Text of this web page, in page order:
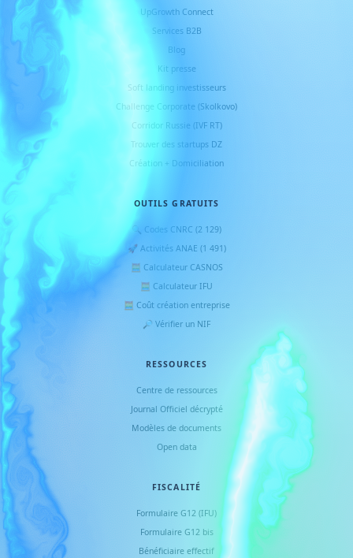
UpGrowth Connect
Services B2B
Blog
Kit presse
Soft landing investisseurs
Challenge Corporate (Skolkovo)
Corridor Russie (IVF RT)
Trouver des startups DZ
Création + Domiciliation
OUTILS GRATUITS
🔍 Codes CNRC (2 129)
🚀 Activités ANAE (1 491)
🧮 Calculateur CASNOS
🧮 Calculateur IFU
🧮 Coût création entreprise
🔎 Vérifier un NIF
RESSOURCES
Centre de ressources
Journal Officiel décrypté
Modèles de documents
Open data
FISCALITÉ
Formulaire G12 (IFU)
Formulaire G12 bis
Bénéficiaire effectif